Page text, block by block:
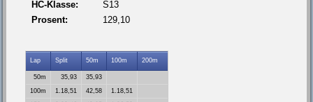
HC-Klasse:
S13
Prosent:
129,10
Lap Split 50m 100m 200m
50m 35,93
35,93
100m
1.18,51 42,58
1.18,51